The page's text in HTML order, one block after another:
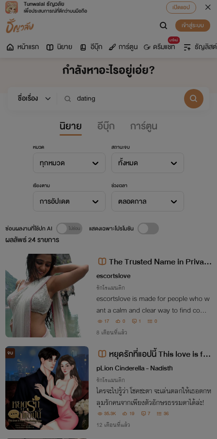
Tunwalai ธัญวลัย
เพื่อประสบการณ์ที่ดีกว่าบนมือถือ
เปิดแอป
เข้าสู่ระบบ
หน้าแรก นิยาย อีบุ๊ก การ์ตูน
มาใหม่
ดรีมแชท ธัญลิสต์
กำลังหาอะไรอยู่เอ่ย?
นิยาย อีบุ๊ก การ์ตูน
หมวด
ทุกหมวด
สถานะจบ
ทั้งหมด
เรียงตาม
การอัปเดต
ช่วงเวลา
ตลอดกาล
ผลลัพธ์24รายการ
ซ่อนผลงานที่ใช้ปก AI แสดงเฉพาะโปรโมชัน
The Trusted Name in Private
Dating | EscortsLove
escortslove
รักโรแมนติก
escortslove is made for people who w
ant a calm and clear way to find comp
anionship. https://www.escortslove.ne
t/
17 0 1 0
8 เดือนที่แล้ว
จบ
หยุดรักที่แอปนี้ This love is fro
m The Dating App
pLion Cinderella - Nadisth
รักโรแมนติก
ใครจะไปรู้ว่า โชคชะตา จะเล่นตลกให้เธอตกห
ลุมรักคนจากเพียงตัวอักษรธรรมดาได้ล่ะ!
35.3K 19 7 36
12 เดือนที่แล้ว